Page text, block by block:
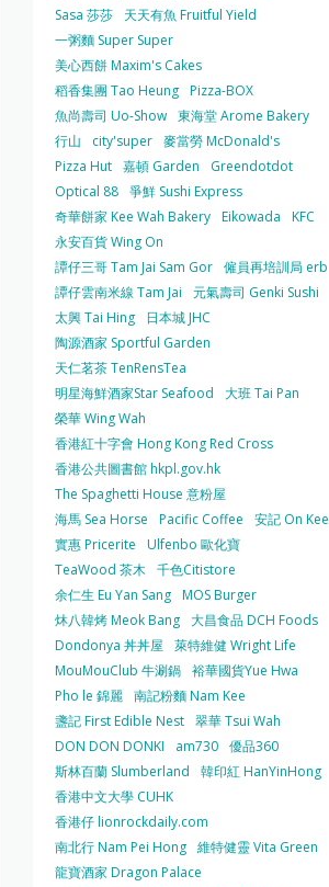
Sasa 莎莎
天天有魚 Fruitful Yield
一粥麵 Super Super
美心西餅 Maxim's Cakes
稻香集團 Tao Heung Pizza-BOX
魚尚壽司 Uo-Show 東海堂 Arome Bakery
行山
city'super 麥當勞 McDonald's
Pizza Hut 嘉頓 Garden
Greendotdot
Optical 88 爭鮮 Sushi Express
奇華餅家 Kee Wah Bakery Eikowada
KFC
永安百貨 Wing On
譚仔三哥 Tam Jai Sam Gor 僱員再培訓局 erb
譚仔雲南米線 Tam Jai
元氣壽司 Genki Sushi
太興 Tai Hing
日本城 JHC
陶源酒家 Sportful Garden
天仁茗茶 TenRensTea
明星海鮮酒家Star Seafood
大班 Tai Pan
榮華 Wing Wah
香港紅十字會 Hong Kong Red Cross
香港公共圖書館 hkpl.gov.hk
The Spaghetti House 意粉屋
海馬 Sea Horse
Pacific Coffee
安記 On Kee
實惠 Pricerite
Ulfenbo 歐化寶
TeaWood 茶木 千色Citistore
余仁生 Eu Yan Sang MOS Burger
炑八韓烤 Meok Bang 大昌食品 DCH Foods
Dondonya 丼丼屋
萊特維健 Wright Life
MouMouClub 牛涮鍋 裕華國貨Yue Hwa
Pho le 錦麗 南記粉麵 Nam Kee
盞記 First Edible Nest 翠華 Tsui Wah
DON DON DONKI
am730 優品360
斯林百蘭 Slumberland
韓印紅 HanYinHong
香港中文大學 CUHK
香港仔 lionrockdaily.com
南北行 Nam Pei Hong 維特健靈 Vita Green
龍寶酒家 Dragon Palace